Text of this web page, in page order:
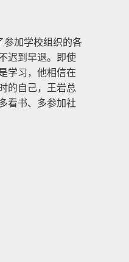
参加学校组织的各
迟到早退。即使
学习，他相信在
的自己，王岩总
看书、多参加社